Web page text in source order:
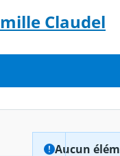
Claudel
Aucun